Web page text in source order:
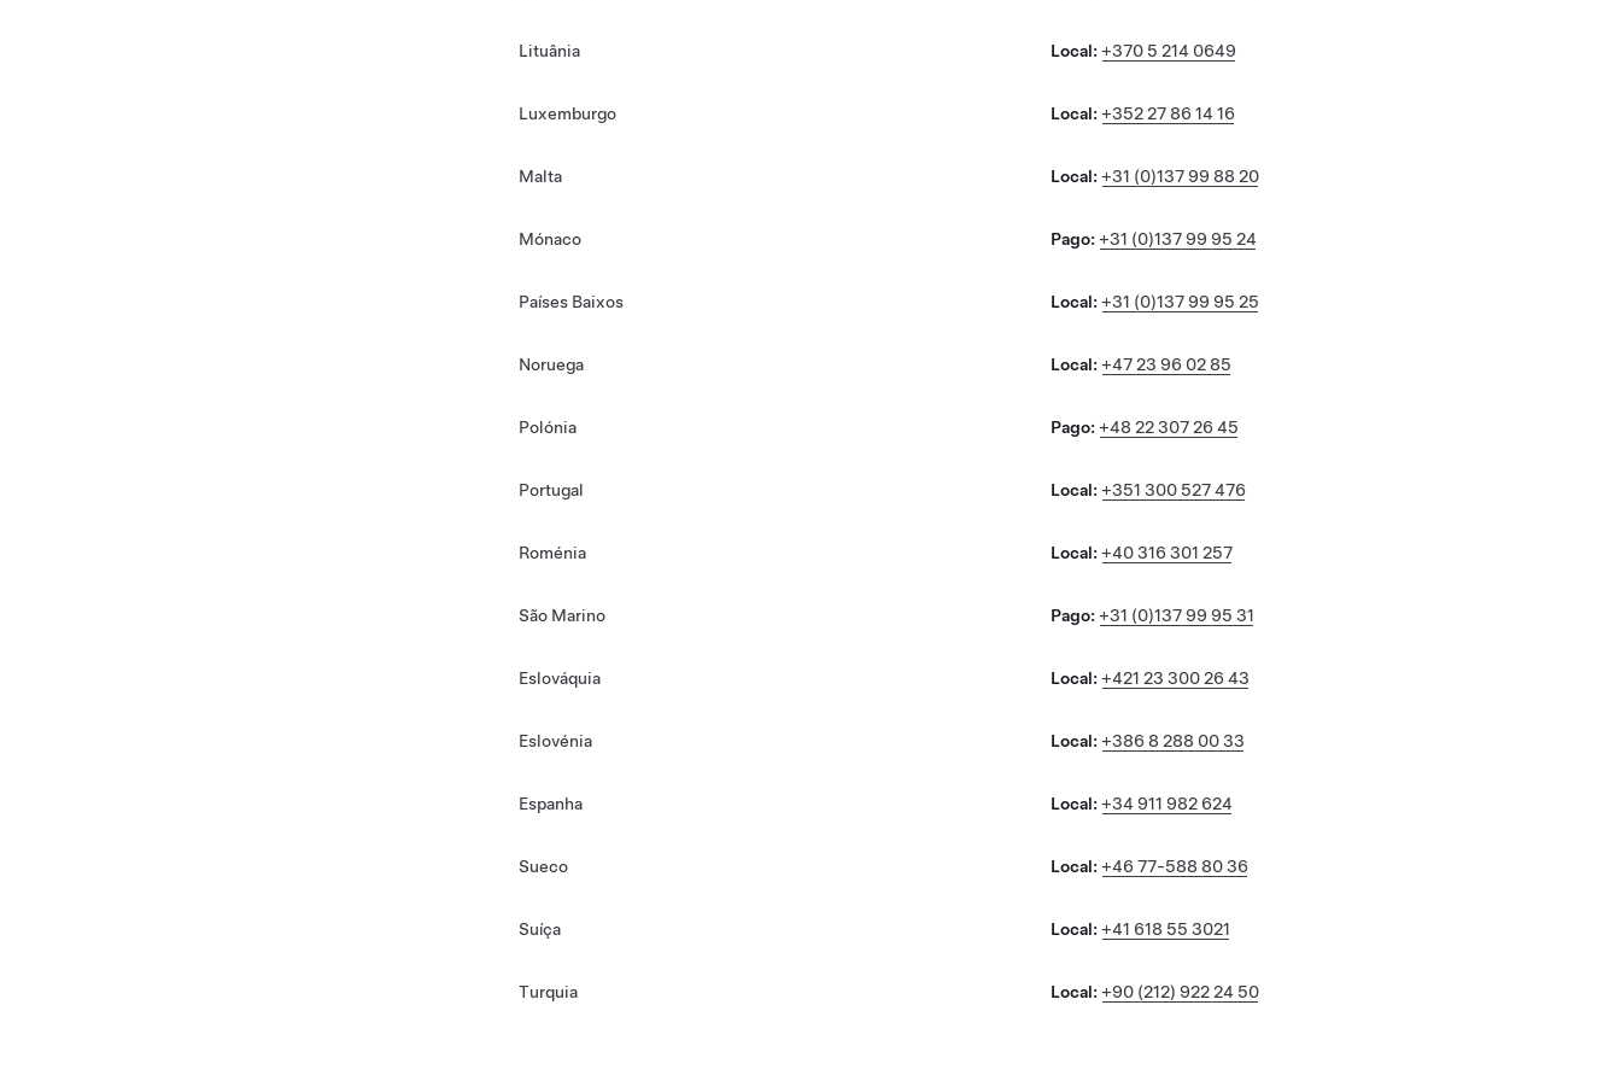
Lituânia Local: +370 5 214 0649
Luxemburgo Local: +352 27 86 14 16
Malta Local: +31 (0)137 99 88 20
Mónaco Pago: +31 (0)137 99 95 24
Países Baixos Local: +31 (0)137 99 95 25
Noruega Local: +47 23 96 02 85
Polónia Pago: +48 22 307 26 45
Portugal Local: +351 300 527 476
Roménia Local: +40 316 301 257
São Marino Pago: +31 (0)137 99 95 31
Eslováquia Local: +421 23 300 26 43
Eslovénia Local: +386 8 288 00 33
Espanha Local: +34 911 982 624
Sueco Local: +46 77-588 80 36
Suíça Local: +41 618 55 3021
Turquia Local: +90 (212) 922 24 50